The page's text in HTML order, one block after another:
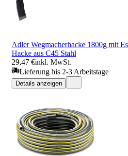
Adler Wegmacherhacke 1800g mit
Hacke aus C45 Stahl
29,47 €inkl. MwSt.
Lieferung bis 2-3 Arbeitstage
Details anzeigen